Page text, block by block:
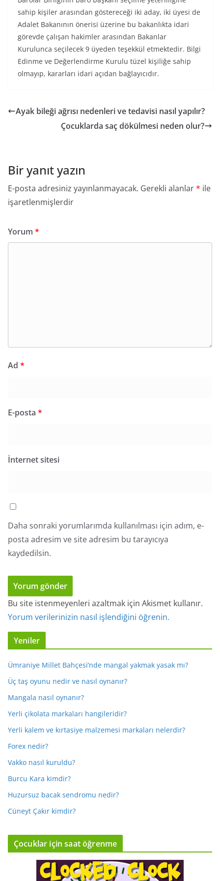
sahip kişiler arasından göstereceği iki aday, iki üyesi de
Adalet Bakanının önerisi üzerine bu bakanlıkta idari
görevde çalışan hakimler arasından Bakanlar
Kurulunca seçilecek 9 üyeden teşekkül etmektedir. Bilgi
Edinme ve Değerlendirme Kurulu tüzel kişiliğe sahip
olmayıp, kararları idari açıdan bağlayıcıdır.
Ayak bileği ağrısı nedenleri ve tedavisi nasıl yapılır?
Çocuklarda saç dökülmesi neden olur?
Bir yanıt yazın
E-posta adresiniz yayınlanmayacak. Gerekli alanlar* ile
işaretlenmişlerdir
Yorum *
Ad *
E-posta *
İnternet sitesi
Daha sonraki yorumlarımda kullanılması için adım, e-
posta adresim ve site adresim bu tarayıcıya
kaydedilsin.
Bu site istenmeyenleri azaltmak için Akismet kullanır.
Yorum verilerinizin nasıl işlendiğini öğrenin.
Yeniler
Ümraniye Millet Bahçesi’nde mangal yakmak yasak mı?
Üç taş oyunu nedir ve nasıl oynanır?
Mangala nasıl oynanır?
Yerli çikolata markaları hangileridir?
Yerli kalem ve kırtasiye malzemesi markaları nelerdir?
Forex nedir?
Vakko nasıl kuruldu?
Burcu Kara kimdir?
Huzursuz bacak sendromu nedir?
Cüneyt Çakır kimdir?
Çocuklar için saat öğrenme